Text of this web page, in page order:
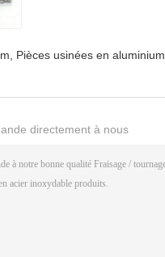
, Pièces usinées en aluminium
directement à nous